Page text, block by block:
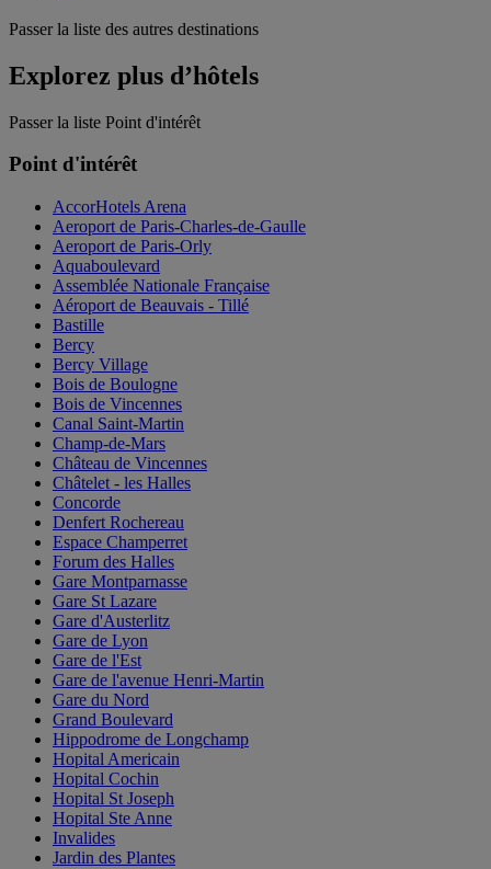
Passer la liste des autres destinations
Explorez plus d’hôtels
Passer la liste Point d'intérêt
Point d'intérêt
AccorHotels Arena
Aeroport de Paris-Charles-de-Gaulle
Aeroport de Paris-Orly
Aquaboulevard
Assemblée Nationale Française
Aéroport de Beauvais - Tillé
Bastille
Bercy
Bercy Village
Bois de Boulogne
Bois de Vincennes
Canal Saint-Martin
Champ-de-Mars
Château de Vincennes
Châtelet - les Halles
Concorde
Denfert Rochereau
Espace Champerret
Forum des Halles
Gare Montparnasse
Gare St Lazare
Gare d'Austerlitz
Gare de Lyon
Gare de l'Est
Gare de l'avenue Henri-Martin
Gare du Nord
Grand Boulevard
Hippodrome de Longchamp
Hopital Americain
Hopital Cochin
Hopital St Joseph
Hopital Ste Anne
Invalides
Jardin des Plantes